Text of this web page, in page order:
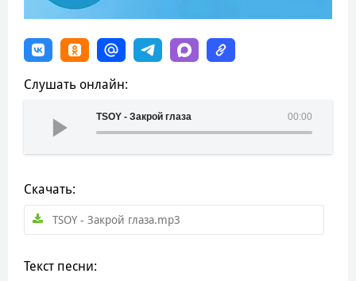
Слушать онлайн:
00:00
TSOY - Закрой глаза
Скачать:
TSOY - Закрой глаза.mp3
Текст песни: